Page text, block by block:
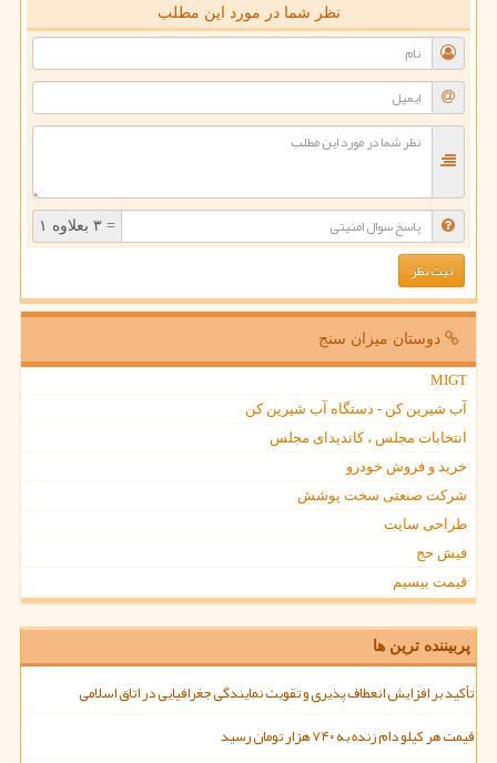
نظر شما در مورد این مطلب
= ۳ بعلاوه ۱
دوستان میزان سنج
MIGT
آب شیرین کن - دستگاه آب شیرین کن
انتخابات مجلس ، کاندیدای مجلس
خرید و فروش خودرو
شرکت صنعتی سخت پوشش
طراحی سایت
فیش حج
قیمت بیسیم
پربیننده ترین ها
تأکید بر افزایش انعطاف پذیری و تقویت نمایندگی جغرافیایی در اتاق اسلامی
قیمت هر کیلو دام زنده به ۷۴۰ هزار تومان رسید